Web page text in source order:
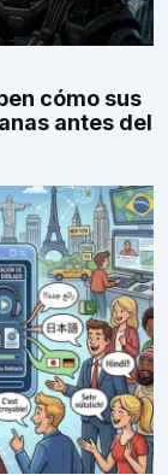
cómo sus
antes del